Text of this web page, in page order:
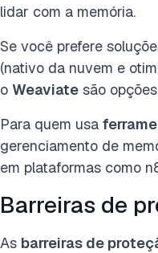
lidar com a memória.
Se você prefere
(nativo da nuvem e
o Weaviate são
Para quem usa
gerenciamento de
em plataformas como
Barreiras de
As barreiras de